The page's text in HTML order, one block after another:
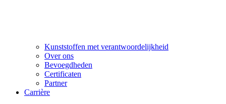
Kunststoffen met verantwoordelijkheid
Over ons
Bevoegdheden
Certificaten
Partner
Carrière